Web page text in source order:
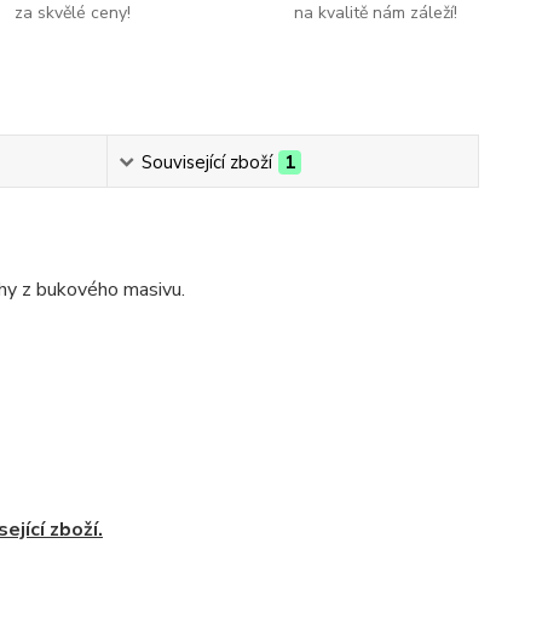
za skvělé ceny!
na kvalitě nám záleží!
Související zboží 1
z bukového masivu.
zboží.